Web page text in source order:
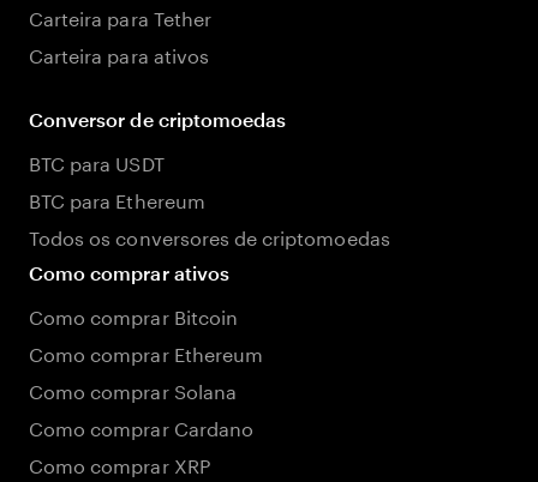
Carteira para Tether
Carteira para ativos
Conversor de criptomoedas
BTC para USDT
BTC para Ethereum
Todos os conversores de criptomoedas
Como comprar ativos
Como comprar Bitcoin
Como comprar Ethereum
Como comprar Solana
Como comprar Cardano
Como comprar XRP